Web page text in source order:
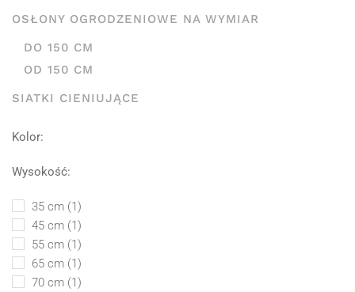
OSŁONY OGRODZENIOWE NA WYMIAR
DO 150 CM
OD 150 CM
SIATKI CIENIUJĄCE
Kolor:
Wysokość:
35 cm (1)
45 cm (1)
55 cm (1)
65 cm (1)
70 cm (1)